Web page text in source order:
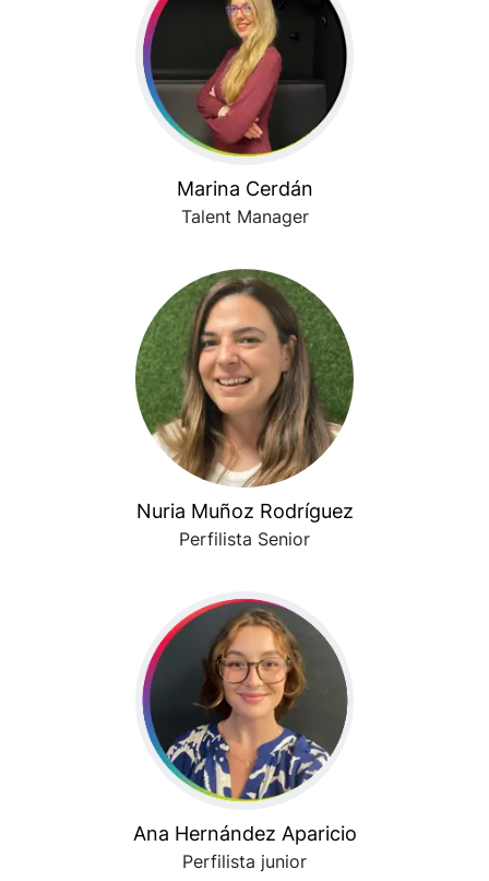
Marina Cerdán
Talent Manager
Nuria Muñoz Rodríguez
Perfilista Senior
Ana Hernández Aparicio
Perfilista junior